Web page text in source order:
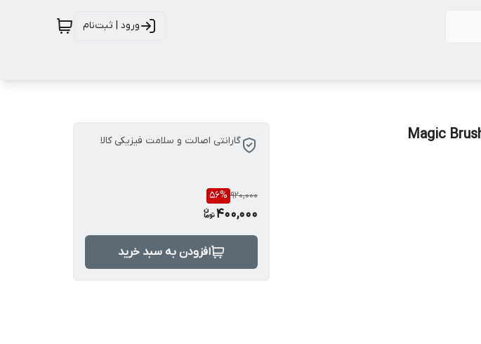
ورود | ثبت‌نام
گارانتی اصالت و سلامت فیزیکی کالا
920,000
56%
400,000
افزودن به سبد خرید